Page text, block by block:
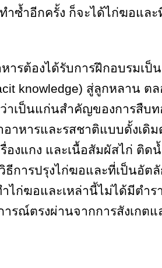
ำซ้ำอีกครั้ง ก็จะได้ไก่ฆอแล
องได้รับการฝึกอบรมเป็น
knowledge) สู่ลูกหลาน ต
ว่าเป็นแก่นสำคัญของการสื
าหารและรสชาติแบบดั้งเดิ
องแกง และเนื้อสัมผัสไก่ ติ
ธีการปรุงไก่ฆอและที่เป็นอั
ก่ฆอและเหล่านี้ไม่ได้มีตำร
รณ์ตรงผ่านจากการสังเกต